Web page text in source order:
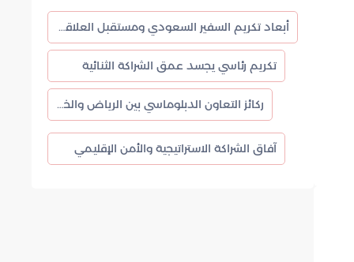
أبعاد تكريم السفير السعودي ومستقبل العلاقات السعودية السودانية
تكريم رئاسي يجسد عمق الشراكة الثنائية
ركائز التعاون الدبلوماسي بين الرياض والخرطوم
آفاق الشراكة الاستراتيجية والأمن الإقليمي